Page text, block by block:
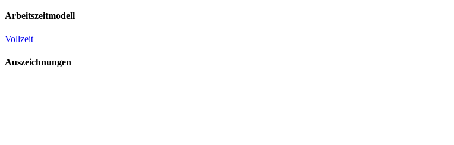
Arbeitszeitmodell
Vollzeit
Auszeichnungen